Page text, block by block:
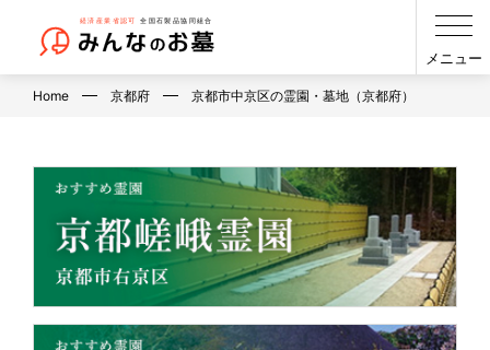
メニュー
Home 京都府 京都市中京区の霊園・墓地（京都府）